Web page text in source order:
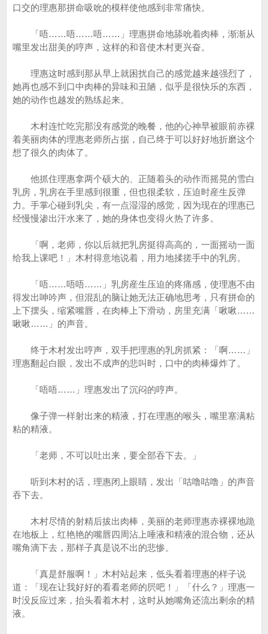
口交的理惠那拼命吸吮的模样使他感到非常痛快。
「唔……唔……唔……」理惠拼命地舔吮着肉棒，渐渐从
嘴里发出甜美的哼声，这样的和音使木村更兴奋。
理惠这时感到那从早上就困扰自己的感觉越来越强烈了，
她再也感不到口中肉棒的异味和丑陋，似乎是很快乐的东西，
她的动作也越发的熟练起来。
木村连忙吃完那没有感觉的晚餐，他的心神早被眼前赤裸
着美丽肉体的理惠老师所占据，自己终于可以好好地折磨这个
想了很久的肉体了。
他抓住理惠拿两个硕大的、正随着头的动作而摇晃的雪白
乳房，乳房在手里感到很重，但也很柔软，压迫时産生反弹
力。手掌心碰到乳尖，有一点湿湿的感觉，因为现在的理惠已
经慢慢渗出汗水来了，她的身体也变得火热了许多。
「啊，老师，你以后就把乳房挺得高高的，一面摇动一面
给我上课吧！」木村得意地说着，用力地揉搓手中的乳房。
「唔……唔唔……」乳房産生压迫的疼痛感，使理惠不由
得发出呻吟声，但混乱的脑让她无法正确地思考，只有拼命的
上下摆头，缩紧嘴唇，在肉棒上下滑动，房里充满「啾啾……
啾啾……」的声音。
终于木村发出哼声，双手把理惠的乳房抓紧：「啊……」
理惠翻起白眼，发出不成声的悲叫时，口中的肉棒爆炸了。
「唔唔……」理惠发出了沉闷的哼声。
像子弹一样射出来的精液，打在理惠的喉头，嘴里塞满粘
粘的精液。
「老师，不可以吐出来，要全部吞下去。」
听到木村的话，理惠闭上眼睛，发出「咕噜咕噜」的声音
吞下去。
木村尽情的射精后拔出肉棒，美丽的老师理惠赤裸裸地跪
在地板上，红艳艳的嘴唇四周沾上唾液和精液的混合物，还从
嘴角滴下去，那样子真是说不出的悲惨。
「真是舒服啊！」木村站起来，低头看着理惠的样子说
道：「现在让我好好的看看老师的屄吧！」「什么？」理惠一
时没反应过来，抬头看着木村，这时从她嘴角还流出剩余的精
液。